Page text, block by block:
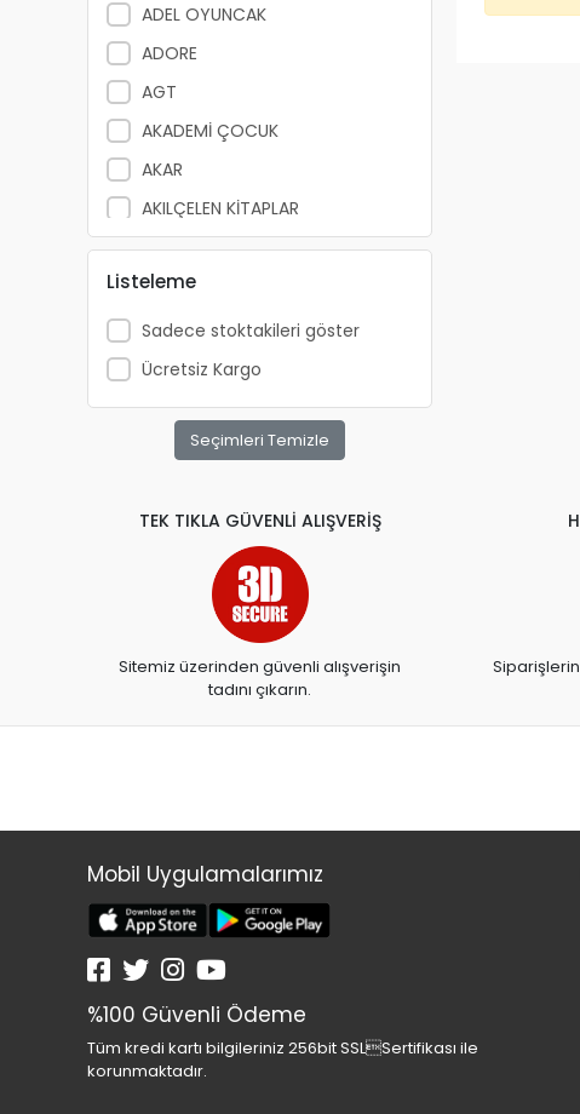
ADEL OYUNCAK
ADORE
AGT
AKADEMİ ÇOCUK
AKAR
AKILÇELEN KİTAPLAR
ALEMDAR
ALEX SCHOELLER
ALFA YAYINLARI
ALPİNO
ALTIN KİTAP
APRİL
ARKADAŞ YAYINCILIK
ARTDECO
ARTDECO 140
ARTEMİS YAYINLARI
BAYINDIR
BEAR&DEAR
BECKS
BELMİL
BENETTON
BESTWAY
BEYAZ BALİNA YAYINLARI
Listeleme
Sadece stoktakileri göster
Ücretsiz Kargo
Seçimleri Temizle
TEK TIKLA GÜVENLİ ALIŞVERİŞ
Sitemiz üzerinden güvenli alışverişin
tadını çıkarın.
Mobil Uygulamalarımız
%100 Güvenli Ödeme
Tüm kredi kartı bilgileriniz 256bit SSLSertifikası ile
korunmaktadır.